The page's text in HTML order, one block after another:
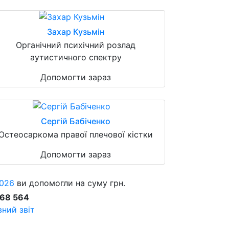
Захар Кузьмін
Органічний психічний розлад
аутистичного спектру
Допомогти зараз
Сергій Бабіченко
правої плечової кістки
Допомогти зараз
ви допомогли на суму грн.
564
звіт